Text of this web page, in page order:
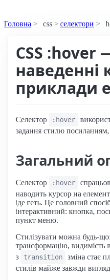
Головна css селектори
CSS :hover
наведенні
приклади
Селектор :hover
задання стилю посиланням,
Загальний
Селектор :hover
наводить курсор на
іде геть. Це головний
інтерактивний: кнопка,
пункт меню.
Стилізувати можна будь-що:
трансформацію, видимість
з
transition
зміна стає
стилів майже завжди